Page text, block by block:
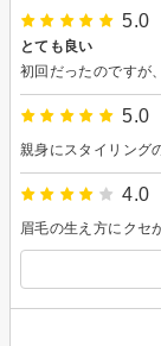
5.0
とても良い
5.0
親身にスタイリング
4.0
眉毛の生え方にクセ